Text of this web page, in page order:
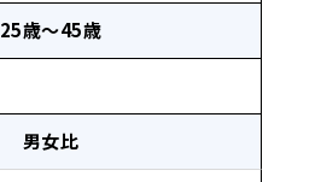
25歳～45歳
男女比